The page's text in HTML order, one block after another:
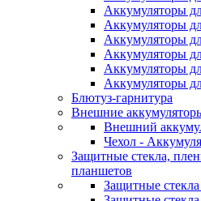
Аккумуляторы
Аккумуляторы
Аккумуляторы
Аккумуляторы
Аккумуляторы
Аккумуляторы
Блютуз-гарнитура
Внешние
Внешний
Чехол -
Защитные стекла,
планшетов
Защитные